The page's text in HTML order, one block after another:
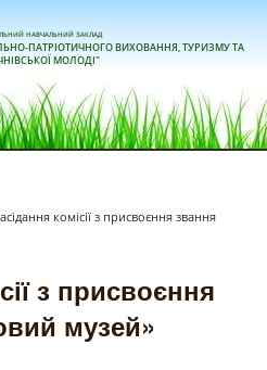
НАВЧАЛЬНИЙ ЗАКЛАД
ПАТРІОТИЧНОГО ВИХОВАННЯ, ТУРИЗМУ ТА
МОЛОДІ"
комісії з присвоєння звання
з присвоєння
музей»